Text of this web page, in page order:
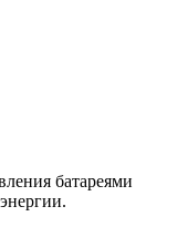
батареями